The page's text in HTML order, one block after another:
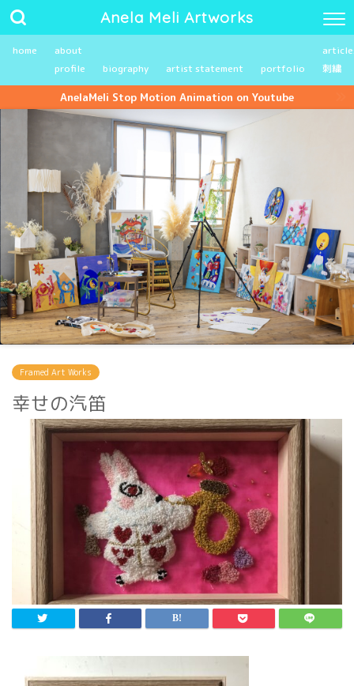
Anela Meli Artworks
home
about
profile
biography artist statement portfolio
刺繍
AnelaMeli Stop Motion Animation on Youtube
Framed Art Works
幸せの汽笛